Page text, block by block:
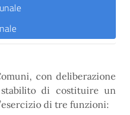
con deliberazione
di costituire un
di tre funzioni: